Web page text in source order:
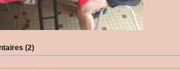
(2)